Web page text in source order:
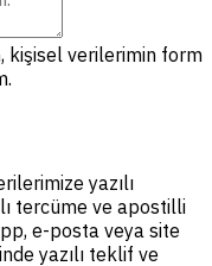
kişisel verilerimin form
yazılı
tercüme ve apostilli
e-posta veya site
yazılı teklif ve